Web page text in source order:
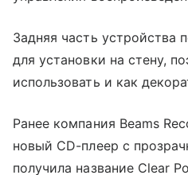
Задняя часть устройства
для установки на стену,
использовать и как
Ранее компания Beams
новый CD-плеер с
получила название Clear